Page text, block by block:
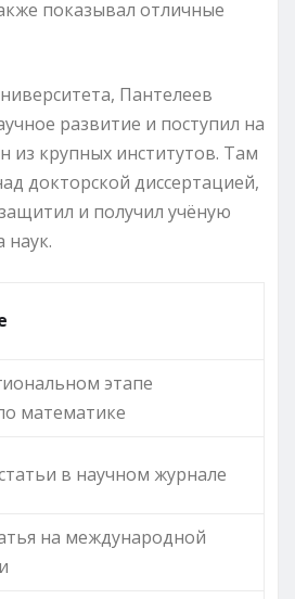
показывал отличные
Пантелеев
развитие и поступил на
из крупных институтов. Там
докторской диссертацией,
и получил учёную
наук.
этапе
математике
в научном журнале
на международной